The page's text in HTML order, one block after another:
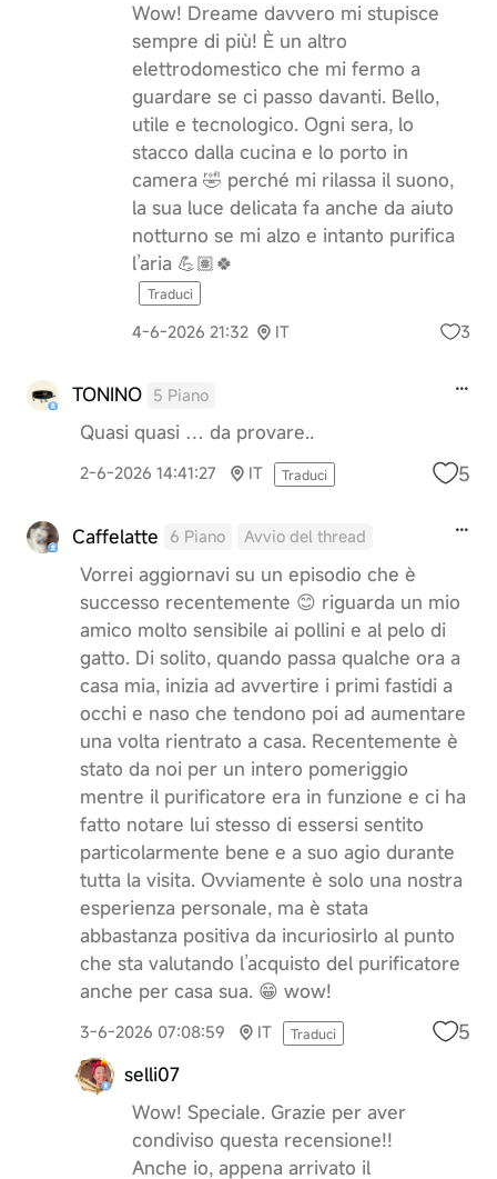
Wow! Dreame davvero mi stupisce
sempre di più! È un altro
elettrodomestico che mi fermo a
guardare se ci passo davanti. Bello,
utile e tecnologico. Ogni sera, lo
stacco dalla cucina e lo porto in
camera 🤣 perché mi rilassa il suono,
la sua luce delicata fa anche da aiuto
notturno se mi alzo e intanto purifica
l’aria 💪🏽🍀
Traduci
4-6-2026 21:32 IT 3
TONINO 5 Piano
Quasi quasi … da provare..
2-6-2026 14:41:27 IT Traduci 5
Caffelatte 6 Piano Avvio del thread
Vorrei aggiornavi su un episodio che è
successo recentemente 😊 riguarda un mio
amico molto sensibile ai pollini e al pelo di
gatto. Di solito, quando passa qualche ora a
casa mia, inizia ad avvertire i primi fastidi a
occhi e naso che tendono poi ad aumentare
una volta rientrato a casa. Recentemente è
stato da noi per un intero pomeriggio
mentre il purificatore era in funzione e ci ha
fatto notare lui stesso di essersi sentito
particolarmente bene e a suo agio durante
tutta la visita. Ovviamente è solo una nostra
esperienza personale, ma è stata
abbastanza positiva da incuriosirlo al punto
che sta valutando l’acquisto del purificatore
anche per casa sua. 😁 wow!
3-6-2026 07:08:59 IT Traduci 5
selli07
Wow! Speciale. Grazie per aver
condiviso questa recensione!!
Anche io, appena arrivato il